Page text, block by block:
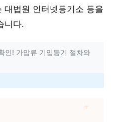
대법원 인터넷등기소 등을
니다.
인! 가압류 기입등기 절차와